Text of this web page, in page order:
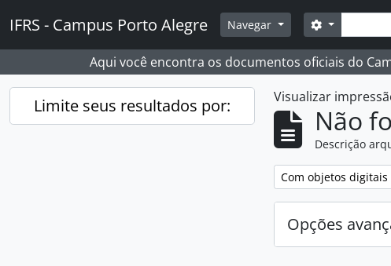
IFRS - Campus Porto Alegre Navegar Buscar
Opções de
Aqui você encontra os documentos oficiais do
Limite seus resultados por: Visualizar
Não
Descrição
Remover filtro:
Com objetos digitais
Opções